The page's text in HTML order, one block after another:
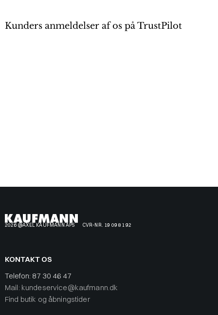
Kunders anmeldelser af os på TrustPilot
2026 @AXEL KAUFMANN APS CVR-NR. 19 09 81 92
KONTAKT OS
Telefon: 87 30 46 47
Mail: kundeservice@kaufmann.dk
Find butik og åbningstider